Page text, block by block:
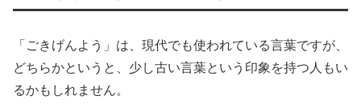
「ごきげんよう」は、現代でも使われている言葉ですが、
どちらかというと、少し古い言葉という印象を持つ人もい
るかもしれません。